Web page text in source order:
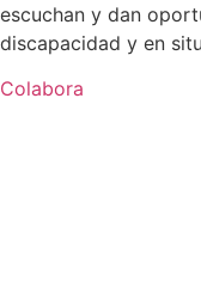
escuchan y dan
discapacidad y en
Colabora